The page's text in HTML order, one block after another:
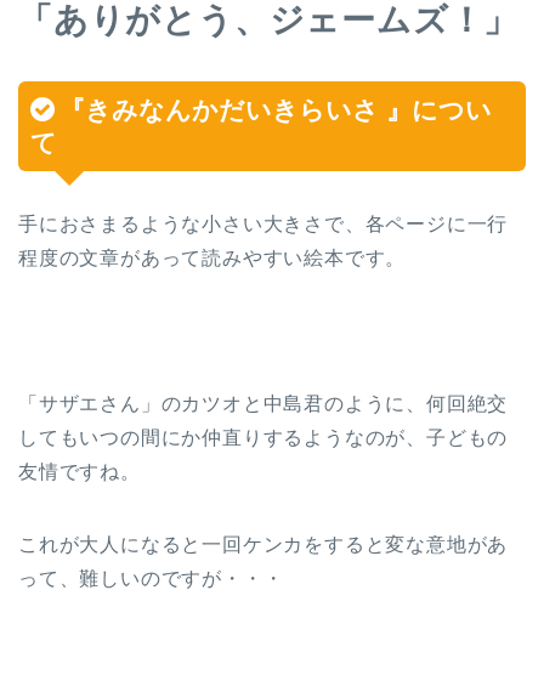
「ありがとう、ジェームズ！」
『きみなんかだいきらいさ 』につい
て
手におさまるような小さい大きさで、各ページに一行
程度の文章があって読みやすい絵本です。
「サザエさん」のカツオと中島君のように、何回絶交
してもいつの間にか仲直りするようなのが、子どもの
友情ですね。
これが大人になると一回ケンカをすると変な意地があ
って、難しいのですが・・・